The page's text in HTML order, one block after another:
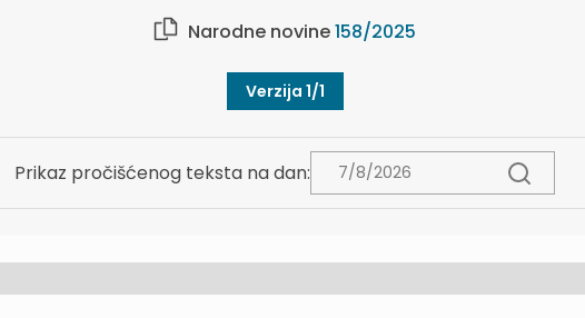
Narodne novine158/2025
Verzija 1/1
Prikaz pročišćenog teksta na dan: